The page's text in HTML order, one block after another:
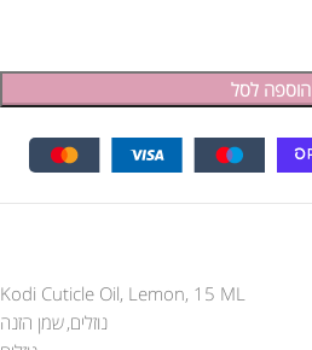
הוספה לסל
Kodi Cuticle Oil, Lemon, 15 ML
נוזלים,שמן הזנה